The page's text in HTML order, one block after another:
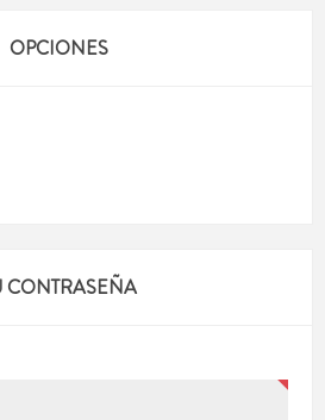
OPCIONES
CONTRASEÑA